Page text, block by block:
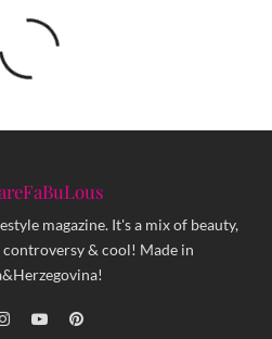
magazine. It's a mix of beauty,
& cool! Made in